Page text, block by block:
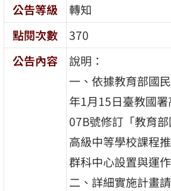
公告等級
轉知
點閱次數
370
公告內容
說明：
一、依據教育部國
年1月15日臺教國
07B號修訂「教育
高級中等學校課程
群科中心設置與運
二、詳細實施計畫